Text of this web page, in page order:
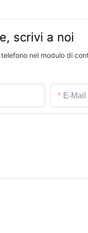
scrivi a noi
nel modulo di
E-Mail